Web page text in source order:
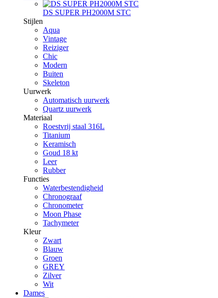
DS SUPER PH2000M STC
Stijlen
Aqua
Vintage
Reiziger
Chic
Modern
Buiten
Skeleton
Uurwerk
Automatisch uurwerk
Quartz uurwerk
Materiaal
Roestvrij staal 316L
Titanium
Keramisch
Goud 18 kt
Leer
Rubber
Functies
Waterbestendigheid
Chronograaf
Chronometer
Moon Phase
Tachymeter
Kleur
Zwart
Blauw
Groen
GREY
Zilver
Wit
Dames